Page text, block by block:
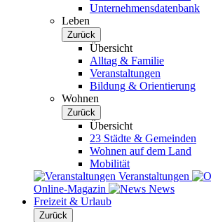
Unternehmensdatenbank
Leben
Zurück
Übersicht
Alltag & Familie
Veranstaltungen
Bildung & Orientierung
Wohnen
Zurück
Übersicht
23 Städte & Gemeinden
Wohnen auf dem Land
Mobilität
Veranstaltungen
Online-Magazin
News
Freizeit & Urlaub
Zurück